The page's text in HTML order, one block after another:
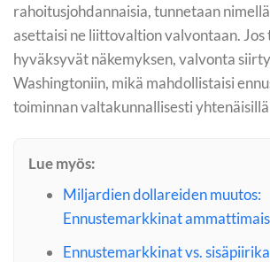
rahoitusjohdannaisia, tunnetaan nimellä
asettaisi ne liittovaltion valvontaan.
hyväksyvät näkemyksen, valvonta
Washingtoniin, mikä mahdollistaisi
toiminnan valtakunnallisesti
Lue myös:
Miljardien dollareiden muutos:
Ennustemarkkinat
Ennustemarkkinat vs.